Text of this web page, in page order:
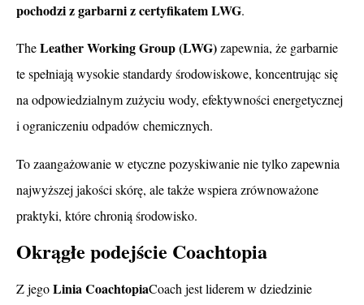
pochodzi z garbarni z certyfikatem LWG.
TheLeather Working Group (LWG)zapewnia, że garbarnie
te spełniają wysokie standardy środowiskowe, koncentrując się
na odpowiedzialnym zużyciu wody, efektywności energetycznej
i ograniczeniu odpadów chemicznych.
To zaangażowanie w etyczne pozyskiwanie nie tylko zapewnia
najwyższej jakości skórę, ale także wspiera zrównoważone
praktyki, które chronią środowisko.
Okrągłe podejście Coachtopia
Z jegoLinia CoachtopiaCoach jest liderem w dziedzinie